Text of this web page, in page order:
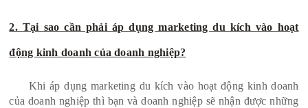
2. Tại sao cần phải áp dụng marketing du kích vào hoạt
động kinh doanh của doanh nghiệp?
Khi áp dụng marketing du kích vào hoạt động kinh doanh
của doanh nghiệp thì bạn và doanh nghiệp sẽ nhận được những